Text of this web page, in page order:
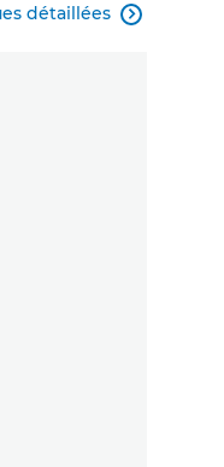
détaillées 